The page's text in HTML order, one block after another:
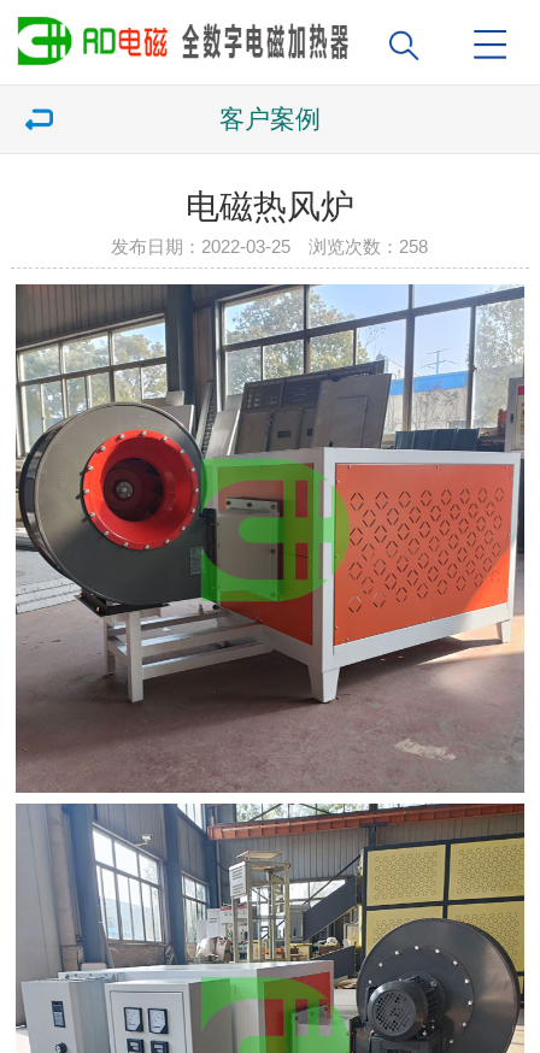
客户案例
电磁热风炉
发布日期：2022-03-25 浏览次数： 258